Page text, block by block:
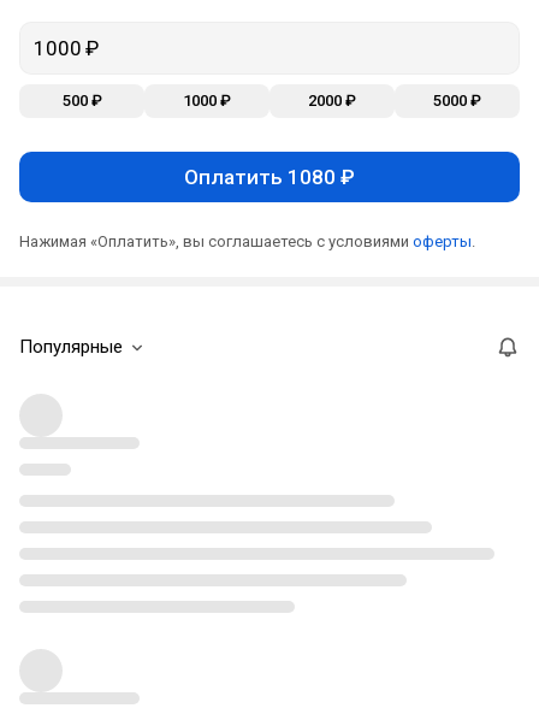
500 ₽ 1000 ₽ 2000 ₽ 5000 ₽
Оплатить 1080 ₽
Нажимая «Оплатить», вы соглашаетесь с условиями оферты.
Популярные